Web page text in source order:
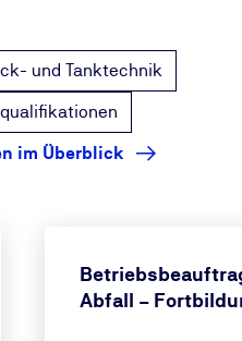
und Tanktechnik
im Überblick
Abfall –